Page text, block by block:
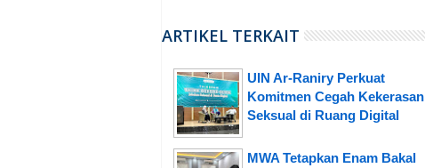
ARTIKEL TERKAIT
UIN Ar-Raniry Perkuat
Komitmen Cegah Kekerasan
Seksual di Ruang Digital
MWA Tetapkan Enam Bakal